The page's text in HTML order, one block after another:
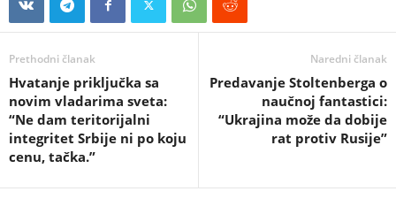
Prethodni članak
Hvatanje priključka sa
novim vladarima sveta:
“Ne dam teritorijalni
integritet Srbije ni po koju
cenu, tačka.”
Naredni članak
Predavanje Stoltenberga o
naučnoj fantastici:
“Ukrajina može da dobije
rat protiv Rusije”